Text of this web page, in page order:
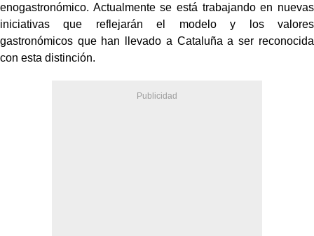
enogastronómico. Actualmente se está trabajando en nuevas
iniciativas que reflejarán el modelo y los valores
gastronómicos que han llevado a Cataluña a ser reconocida
con esta distinción.